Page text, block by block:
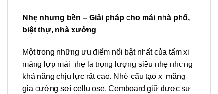
Nhẹ nhưng bền – Giải pháp cho mái nhà phố,
biệt thự, nhà xưởng
Một trong những ưu điểm nổi bật nhất của tấm xi
măng lợp mái nhẹ là trọng lượng siêu nhẹ nhưng
khả năng chịu lực rất cao. Nhờ cấu tạo xi măng
gia cường sợi cellulose, Cemboard giữ được sự